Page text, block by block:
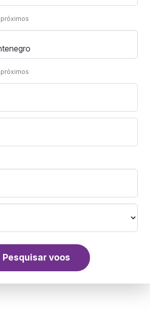
Pesquisar voos